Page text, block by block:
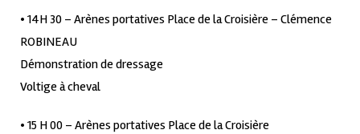
• 14H 30 – Arènes portatives Place de la Croisière – Clémence
ROBINEAU
Démonstration de dressage
Voltige à cheval
• 15 H 00 – Arènes portatives Place de la Croisière